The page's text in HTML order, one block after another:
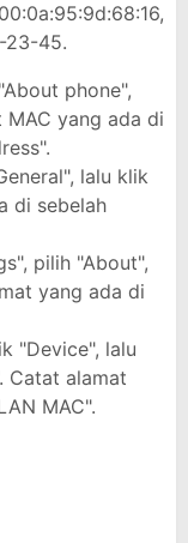
23-45.
phone",
yang ada di
lalu klik
di sebelah
pilih "About",
yang ada di
"Device", lalu
Catat alamat
MAC".